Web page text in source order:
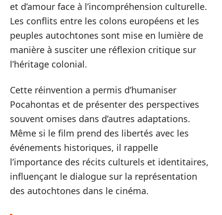
et d’amour face à l’incompréhension culturelle.
Les conflits entre les colons européens et les
peuples autochtones sont mise en lumière de
manière à susciter une réflexion critique sur
l’héritage colonial.
Cette réinvention a permis d’humaniser
Pocahontas et de présenter des perspectives
souvent omises dans d’autres adaptations.
Même si le film prend des libertés avec les
événements historiques, il rappelle
l’importance des récits culturels et identitaires,
influençant le dialogue sur la représentation
des autochtones dans le cinéma.